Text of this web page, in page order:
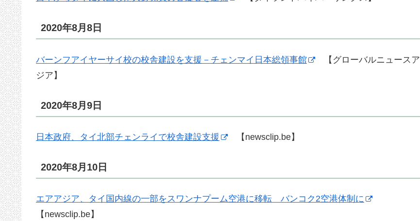
2020年8月8日
バーンフアイヤーサイ校の校舎建設を支援－チェンマイ日本総領事館
【グローバルニュースア
ジア】
2020年8月9日
日本政府、タイ北部チェンライで校舎建設支援 【newsclip.be】
2020年8月10日
エアアジア、タイ国内線の一部をスワンナプーム空港に移転 バンコク2空港体制に
【newsclip.be】